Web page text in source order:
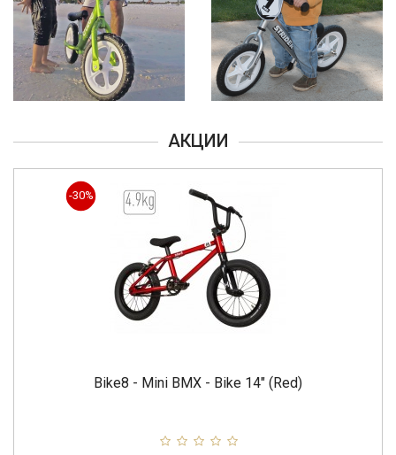
АКЦИИ
-30%
Bike8 - Mini BMX - Bike 14" (Red)